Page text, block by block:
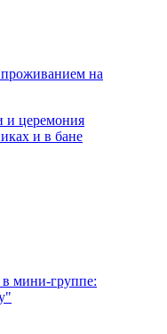
на
и церемония
и в бане